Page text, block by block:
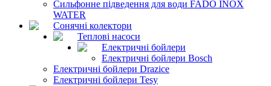
Сильфонне підведення для води FADO INOX
WATER
Сонячні колектори
Теплові насоси
Електричні бойлери
Електричні бойлери Bosch
Електричні бойлери Drazice
Електричні бойлери Tesy